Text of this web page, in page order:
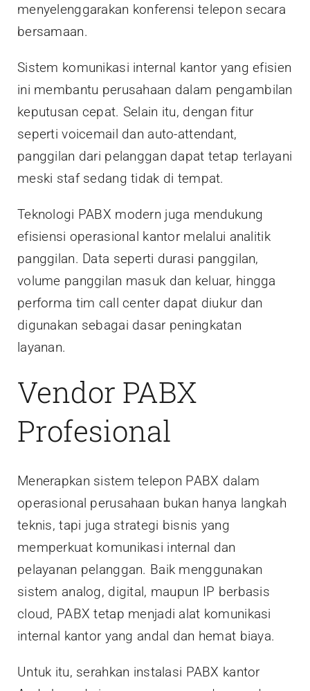
menyelenggarakan konferensi telepon secara
bersamaan.
Sistem komunikasi internal kantor yang efisien
ini membantu perusahaan dalam pengambilan
keputusan cepat. Selain itu, dengan fitur
seperti voicemail dan auto-attendant,
panggilan dari pelanggan dapat tetap terlayani
meski staf sedang tidak di tempat.
Teknologi PABX modern juga mendukung
efisiensi operasional kantor melalui analitik
panggilan. Data seperti durasi panggilan,
volume panggilan masuk dan keluar, hingga
performa tim call center dapat diukur dan
digunakan sebagai dasar peningkatan
layanan.
Vendor PABX
Profesional
Menerapkan sistem telepon PABX dalam
operasional perusahaan bukan hanya langkah
teknis, tapi juga strategi bisnis yang
memperkuat komunikasi internal dan
pelayanan pelanggan. Baik menggunakan
sistem analog, digital, maupun IP berbasis
cloud, PABX tetap menjadi alat komunikasi
internal kantor yang andal dan hemat biaya.
Untuk itu, serahkan instalasi PABX kantor